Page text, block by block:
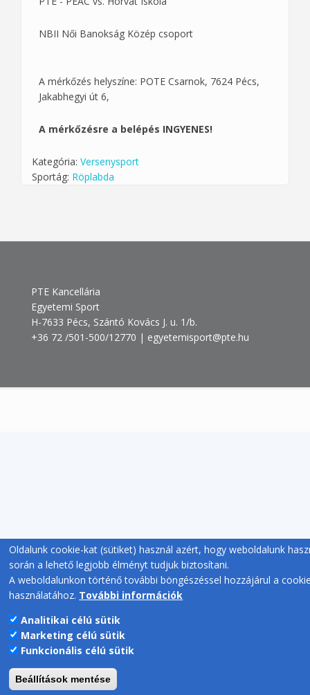
NBII Női Banokság Közép csoport
A mérkőzés helyszíne: POTE Csarnok, 7624 Pécs,
Jakabhegyi út 6,
A mérkőzésre a belépés INGYENES!
Kategória: Versenysport
Sportág: Röplabda
PTE Kancellária
Egyetemi Sport
H-7633 Pécs, Szántó Kovács J. u. 1/b.
+36 72 /501-500/12770 | egyetemisport@pte.hu
Oldalunk cookie-kat (sütiket) használ azért, hogy weboldalunk
során a lehető legjobb élményt tudjuk biztosítani.
A weboldalunkon történő további böngészéssel hozzájárul a
használatához. További információk
Analitikai célú sütik
Marketing célú sütik
Funkcionális célú sütik
Beállítások mentése